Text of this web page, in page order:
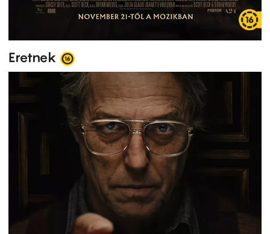
Eretnek